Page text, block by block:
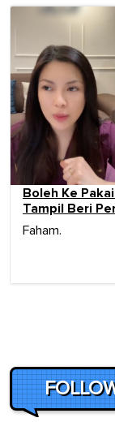
Boleh Ke
Tampil Beri
Faham.